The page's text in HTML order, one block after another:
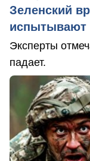
Зеленский
испытывают
Эксперты
падает.